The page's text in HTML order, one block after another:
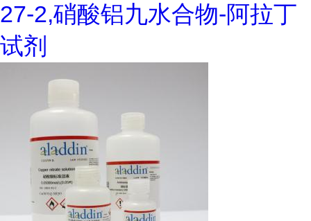
27-2,硝酸铝九水合物-阿拉丁
试剂